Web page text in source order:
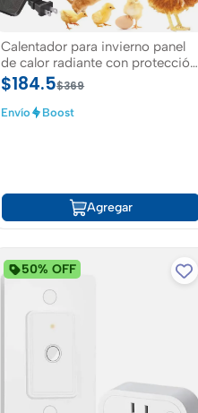
Calentador para invierno panel
de calor radiante con protección
contra sobrecalentamiento
$184.5$369
Envío Boost
Agregar
50% OFF